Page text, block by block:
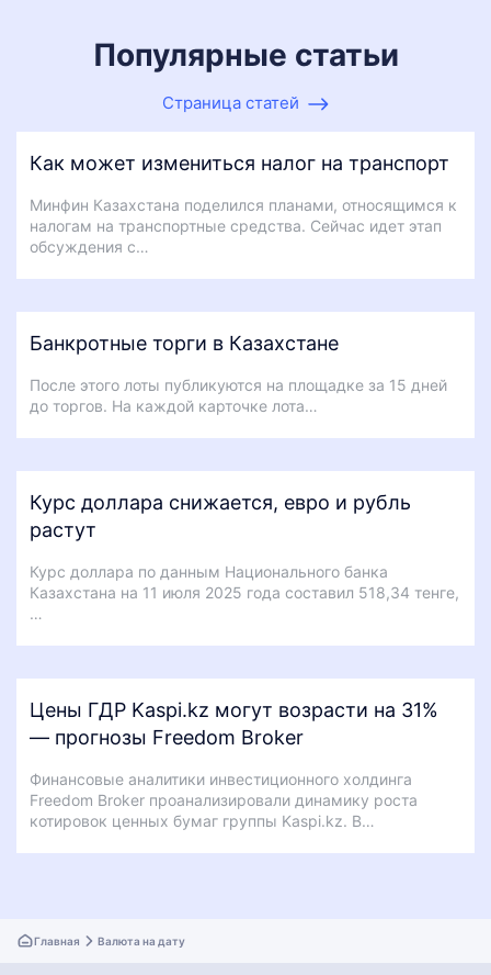
Популярные статьи
Страница статей
Как может измениться налог на транспорт
Минфин Казахстана поделился планами, относящимся к
налогам на транспортные средства. Сейчас идет этап
обсуждения с…
Банкротные торги в Казахстане
После этого лоты публикуются на площадке за 15 дней
до торгов. На каждой карточке лота…
Курс доллара снижается, евро и рубль
растут
Курс доллара по данным Национального банка
Казахстана на 11 июля 2025 года составил 518,34 тенге,
…
Цены ГДР Kaspi.kz могут возрасти на 31%
— прогнозы Freedom Broker
Финансовые аналитики инвестиционного холдинга
Freedom Broker проанализировали динамику роста
котировок ценных бумаг группы Kaspi.kz. В…
Главная Валюта на дату